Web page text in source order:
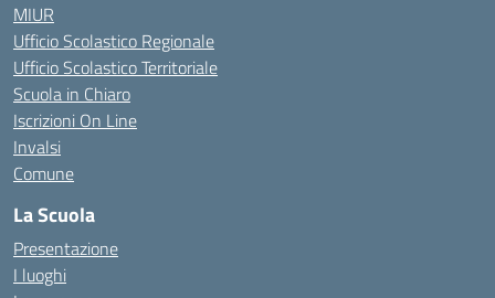
MIUR
Ufficio Scolastico Regionale
Ufficio Scolastico Territoriale
Scuola in Chiaro
Iscrizioni On Line
Invalsi
Comune
La Scuola
Presentazione
I luoghi